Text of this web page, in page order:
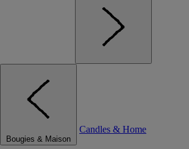
Bougies & Maison
Candles & Home